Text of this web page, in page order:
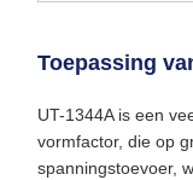
Toepassing
UT-1344A is een
vormfactor, die op
spanningstoevoer,